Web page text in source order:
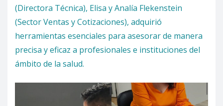
(Directora Técnica), Elisa y Analía Flekenstein
(Sector Ventas y Cotizaciones), adquirió
herramientas esenciales para asesorar de manera
precisa y eficaz a profesionales e instituciones del
ámbito de la salud.